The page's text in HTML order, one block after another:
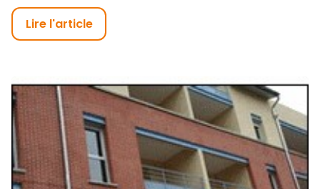
Lire l'article